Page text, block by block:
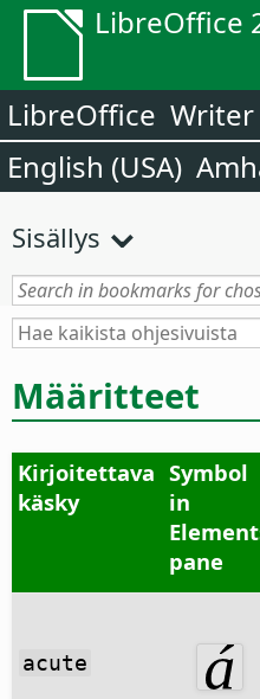
LibreOffice
LibreOffice Writer
English (USA)
Sisällys
Määritteet
Kirjoitettava
käsky
Symbol
in
pane
acute